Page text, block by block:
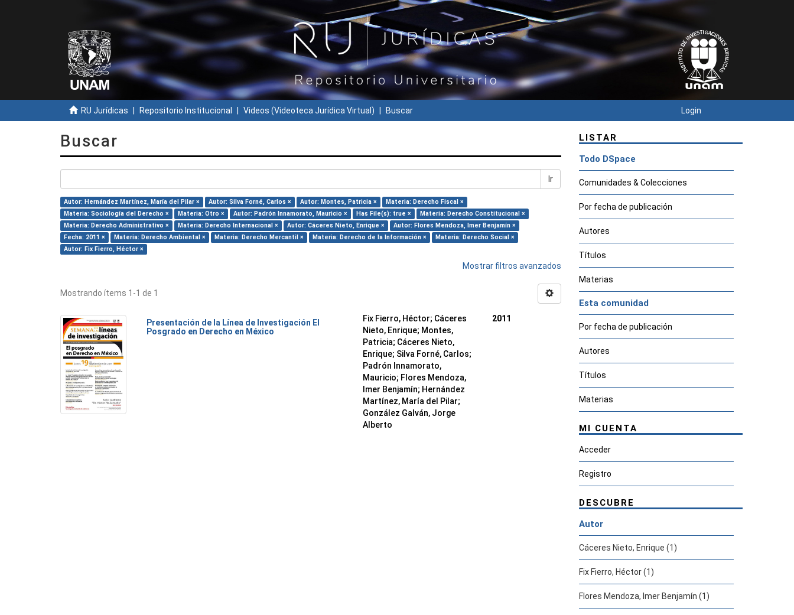
RU Jurídicas Repositorio Institucional Videos (Videoteca Jurídica Virtual) Buscar Login
Buscar
Ir
Autor: Hernández Martínez, María del Pilar × Autor: Silva Forné, Carlos × Autor: Montes, Patricia ×
Materia: Derecho Fiscal ×
Materia: Sociología del Derecho ×
Materia: Otro × Autor: Padrón Innamorato, Mauricio × Has File(s): true ×
Materia: Derecho Constitucional ×
Materia: Derecho Administrativo ×
Materia: Derecho Internacional × Autor: Cáceres Nieto, Enrique ×
Autor: Flores Mendoza, Imer Benjamín ×
Fecha: 2011 ×
Materia: Derecho Ambiental × Materia: Derecho Mercantil × Materia: Derecho de la Información ×
Materia: Derecho Social ×
Autor: Fix Fierro, Héctor ×
Mostrar filtros avanzados
Mostrando ítems 1-1 de 1
Presentación de la Línea de Investigación El
Posgrado en Derecho en México
Fix Fierro, Héctor; Cáceres
Nieto, Enrique; Montes,
Patricia; Cáceres Nieto,
Enrique; Silva Forné, Carlos;
Padrón Innamorato,
Mauricio; Flores Mendoza,
Imer Benjamín; Hernández
Martínez, María del Pilar;
González Galván, Jorge
Alberto
2011
LISTAR
Todo DSpace
Comunidades & Colecciones
Por fecha de publicación
Autores
Títulos
Materias
Esta comunidad
Por fecha de publicación
Autores
Títulos
Materias
MI CUENTA
Acceder
Registro
DESCUBRE
Autor
Cáceres Nieto, Enrique (1)
Fix Fierro, Héctor (1)
Flores Mendoza, Imer Benjamín (1)